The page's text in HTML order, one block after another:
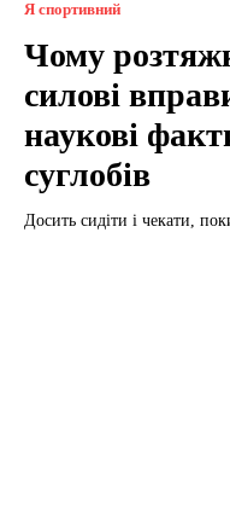
Я спортивний
Чому
силові
наукові
суглобів
Досить сидіти і чекати,